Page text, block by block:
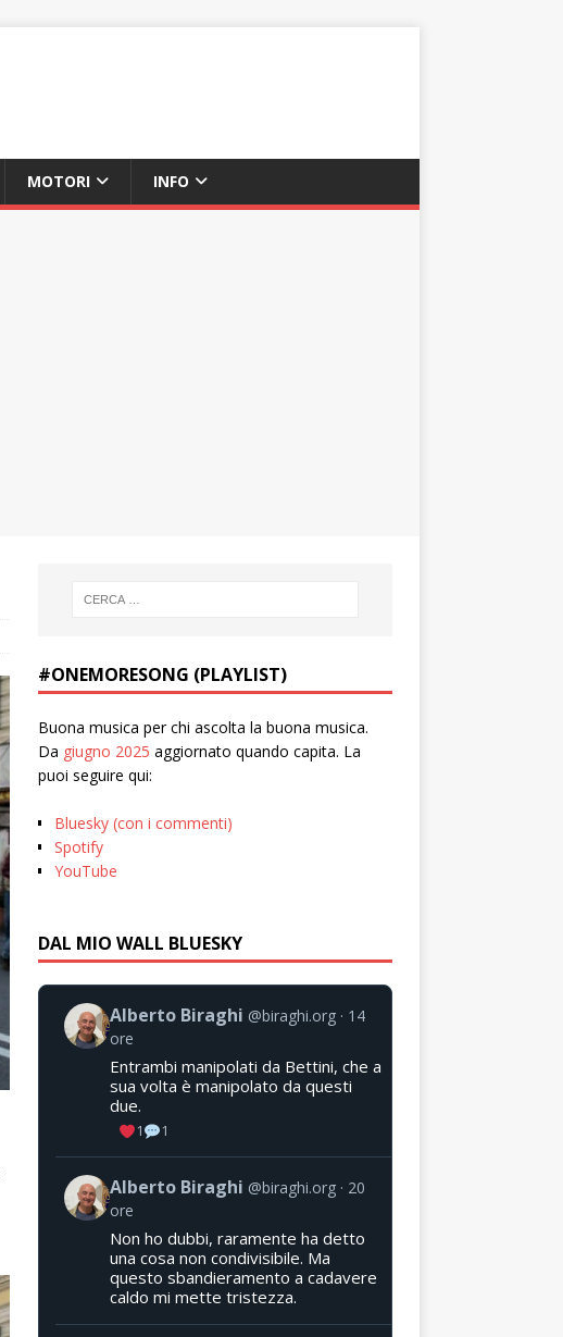
MOTORI INFO
#ONEMORESONG (PLAYLIST)
Buona musica per chi ascolta la buona musica.
Da giugno 2025 aggiornato quando capita. La
puoi seguire qui:
Bluesky (con i commenti)
Spotify
YouTube
DAL MIO WALL BLUESKY
Alberto Biraghi @biraghi.org
14
ore
Entrambi manipolati da Bettini, che a
sua volta è manipolato da questi
due.
1 1
Alberto Biraghi @biraghi.org
20
ore
Non ho dubbi, raramente ha detto
una cosa non condivisibile. Ma
questo sbandieramento a cadavere
caldo mi mette tristezza.